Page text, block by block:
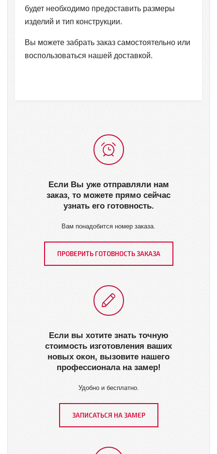
будет необходимо предоставить размеры
изделий и тип конструкции.
Вы можете забрать заказ самостоятельно или
воспользоваться нашей доставкой.
Если Вы уже отправляли нам
заказ, то можете прямо сейчас
узнать его готовность.
Вам понадобится номер заказа.
ПРОВЕРИТЬ ГОТОВНОСТЬ ЗАКАЗА
Если вы хотите знать точную
стоимость изготовления ваших
новых окон, вызовите нашего
профессионала на замер!
Удобно и бесплатно.
ЗАПИСАТЬСЯ НА ЗАМЕР